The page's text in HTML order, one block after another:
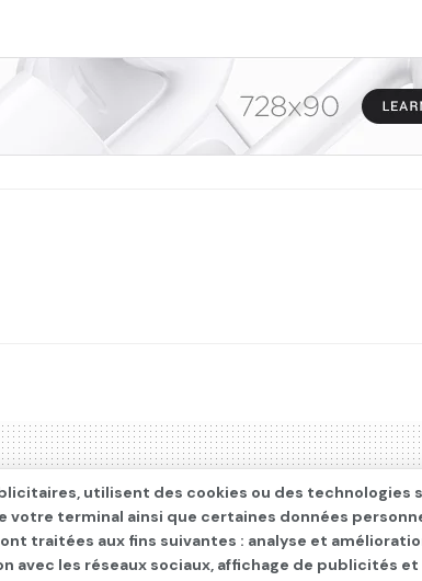
utilisent des cookies ou des technologies
terminal ainsi que certaines données
traitées aux fins suivantes : analyse et
les réseaux sociaux, affichage de publicités